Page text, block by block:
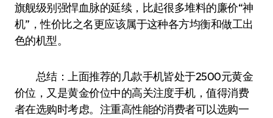
旗舰级别强悍血脉的延续，比起很多堆料的廉价“神
机”，性价比之名更应该属于这种各方均衡和做工出
色的机型。
总结：上面推荐的几款手机皆处于2500元黄金
价位，又是黄金价位中的高关注度手机，值得消费
者在选购时考虑。注重高性能的消费者可以选购一